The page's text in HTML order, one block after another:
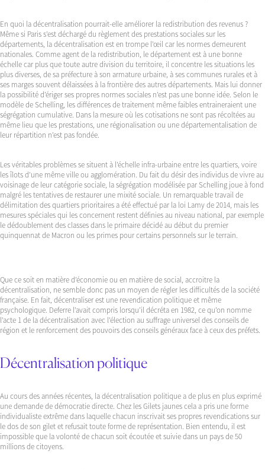
En quoi la décentralisation pourrait-elle améliorer la redistribution des revenus ?
Même si Paris s’est déchargé du règlement des prestations sociales sur les
départements, la décentralisation est en trompe l’œil car les normes demeurent
nationales. Comme agent de la redistribution, le département est à une bonne
échelle car plus que toute autre division du territoire, il concentre les situations les
plus diverses, de sa préfecture à son armature urbaine, à ses communes rurales et à
ses marges souvent délaissées à la frontière des autres départements. Mais lui donner
la possibilité d’ériger ses propres normes sociales n’est pas une bonne idée. Selon le
modèle de Schelling, les différences de traitement même faibles entraineraient une
ségrégation cumulative. Dans la mesure où les cotisations ne sont pas récoltées au
même lieu que les prestations, une régionalisation ou une départementalisation de
leur répartition n’est pas fondée.
Les véritables problèmes se situent à l’échelle infra-urbaine entre les quartiers, voire
les îlots d’une même ville ou agglomération. Du fait du désir des individus de vivre au
voisinage de leur catégorie sociale, la ségrégation modélisée par Schelling joue à fond
malgré les tentatives de restaurer une mixité sociale. Un remarquable travail de
délimitation des quartiers prioritaires a été effectué par la loi Lamy de 2014, mais les
mesures spéciales qui les concernent restent définies au niveau national, par exemple
le dédoublement des classes dans le primaire décidé au début du premier
quinquennat de Macron ou les primes pour certains personnels sur le terrain.
Que ce soit en matière d’économie ou en matière de social, accroitre la
décentralisation, ne semble donc pas un moyen de régler les difficultés de la société
française. En fait, décentraliser est une revendication politique et même
psychologique. Deferre l’avait compris lorsqu’il décréta en 1982, ce qu’on nomme
l’acte 1 de la décentralisation avec l’élection au suffrage universel des conseils de
région et le renforcement des pouvoirs des conseils généraux face à ceux des préfets.
Décentralisation politique
Au cours des années récentes, la décentralisation politique a de plus en plus exprimé
une demande de démocratie directe. Chez les Gilets jaunes cela a pris une forme
individualiste extrême dans laquelle chacun inscrivait ses propres revendications sur
le dos de son gilet et refusait toute forme de représentation. Bien entendu, il est
impossible que la volonté de chacun soit écoutée et suivie dans un pays de 50
millions de citoyens.